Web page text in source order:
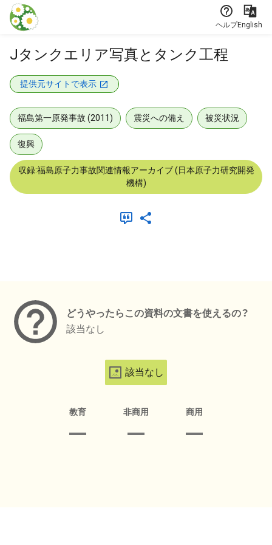
本文に飛ぶ
ヘルプEnglish
Jタンクエリア写真とタンク工程
提供元サイトで表示
福島第一原発事故 (2011) 震災への備え 被災状況
復興
収録:福島原子力事故関連情報アーカイブ (日本原子力研究開発
機構)
どうやったらこの資料の文書を使えるの？
該当なし
該当なし
教育 非商用 商用